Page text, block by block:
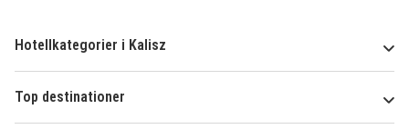
Hotellkategorier i Kalisz
Top destinationer